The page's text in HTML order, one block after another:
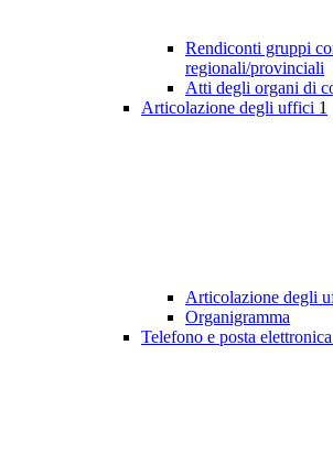
Rendiconti gruppi
regionali/provinciali
Atti degli organi di
Articolazione degli uffici 1
Articolazione degli
Organigramma
Telefono e posta elettronica